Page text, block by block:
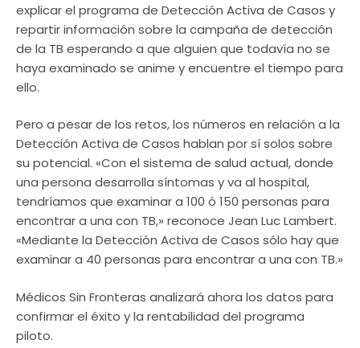
explicar el programa de Detección Activa de Casos y
repartir información sobre la campaña de detección
de la TB esperando a que alguien que todavía no se
haya examinado se anime y encuentre el tiempo para
ello.
Pero a pesar de los retos, los números en relación a la
Detección Activa de Casos hablan por sí solos sobre
su potencial. «Con el sistema de salud actual, donde
una persona desarrolla síntomas y va al hospital,
tendríamos que examinar a 100 ó 150 personas para
encontrar a una con TB,» reconoce Jean Luc Lambert.
«Mediante la Detección Activa de Casos sólo hay que
examinar a 40 personas para encontrar a una con TB.»
Médicos Sin Fronteras analizará ahora los datos para
confirmar el éxito y la rentabilidad del programa
piloto.